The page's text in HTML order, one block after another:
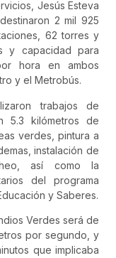
Jesús Esteva
2 mil 925
62 torres y
y capacidad para
hora en ambos
y el Metrobús.
trabajos de
5.3 kilómetros de
verdes, pintura a
instalación de
así como la
del programa
y Saberes.
Verdes será de
por segundo, y
que implicaba